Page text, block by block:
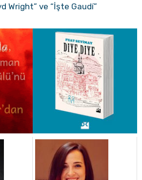
Wright” ve “İşte Gaudí”